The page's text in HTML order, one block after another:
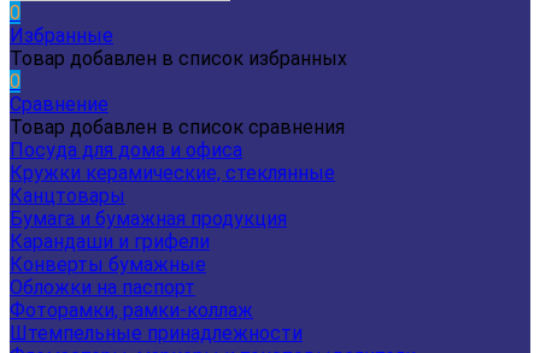
0
Избранные
Товар добавлен в список избранных
0
Сравнение
Товар добавлен в список сравнения
Посуда для дома и офиса
Кружки керамические, стеклянные
Канцтовары
Бумага и бумажная продукция
Карандаши и грифели
Конверты бумажные
Обложки на паспорт
Фоторамки, рамки-коллаж
Штемпельные принадлежности